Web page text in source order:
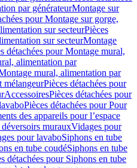
par générateurMontage sur
pour Montage sur gorge,
sur secteurPièces
sur secteurMontage
détachées pour Montage mural,
alimentation par
mural, alimentation par
mélangeurPièces détachées pour
AccessoiresPièces détachées pour
Pièces détachées pour Pour
des appareils pour l’espace
murauxVidages pour
pour lavaboSiphons en tube
en tube coudéSiphons en tube
détachées pour Siphons en tube